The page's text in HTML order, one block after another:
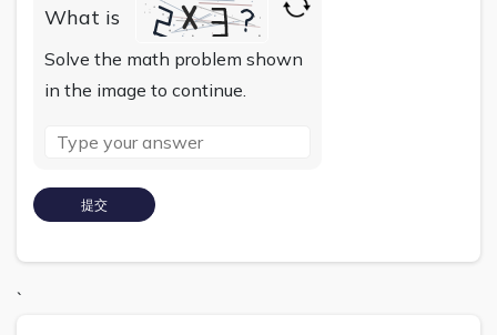
What is
Solve the math problem shown
in the image to continue.
`